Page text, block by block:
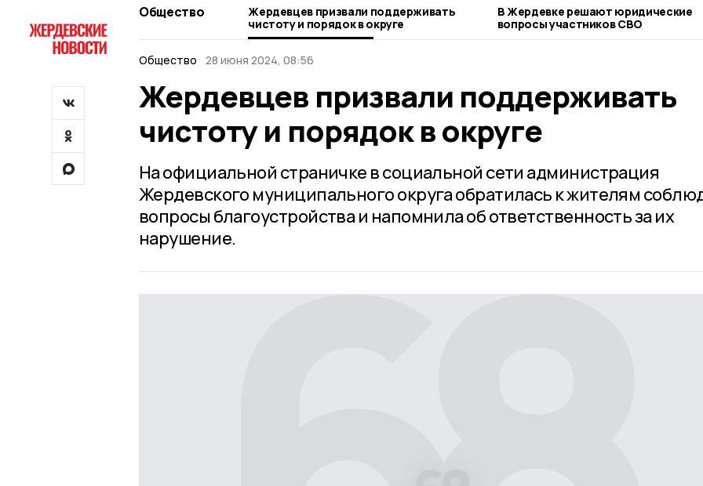
Общество
Жердевцев призвали поддерживать
чистоту и порядок в округе
В Жердевке решают юридические
вопросы участников СВО
Общество 28 июня 2024, 08:56
Жердевцев призвали поддерживать
чистоту и порядок в округе
На официальной страничке в социальной сети администрация
Жердевского муниципального округа обратилась к жителям
вопросы благоустройства и напомнила об ответственность за их
нарушение.